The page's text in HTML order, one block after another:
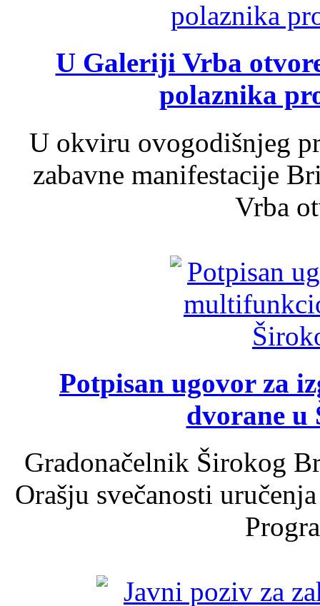
U Galeriji Vrba
polaznika
U okviru ovogodišnjeg
zabavne manifestacije
Vrba
Potpisan ugovor za
dvorane u
Gradonačelnik Širokog
Orašju svečanosti